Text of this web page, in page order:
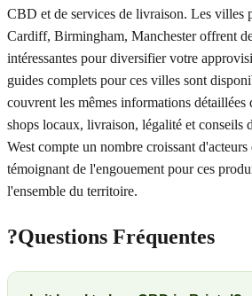
CBD et de services de livraison. Les villes
Cardiff, Birmingham, Manchester offrent
intéressantes pour diversifier votre
guides complets pour ces villes sont
couvrent les mêmes informations
shops locaux, livraison, légalité et conseils
West compte un nombre croissant
témoignant de l'engouement pour ces
l'ensemble du territoire.
?Questions Fréquentes